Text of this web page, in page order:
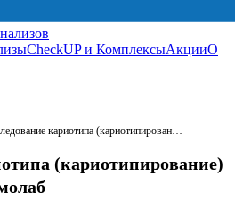
CheckUP и КомплексыАкцииО
Исследование кариотипа (кариотипирование)
(кариотипирование)